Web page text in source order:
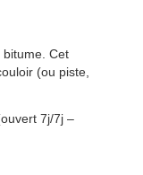
bitume. Cet
(ou piste,
7j/7j –